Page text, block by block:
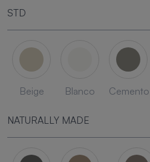
STD
Beige Blanco Cemento
NATURALLY MADE